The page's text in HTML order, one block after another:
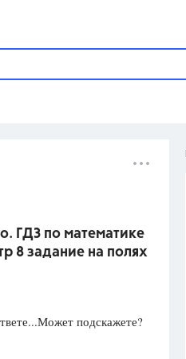
ГДЗ по математике
8 задание на полях
подскажете?